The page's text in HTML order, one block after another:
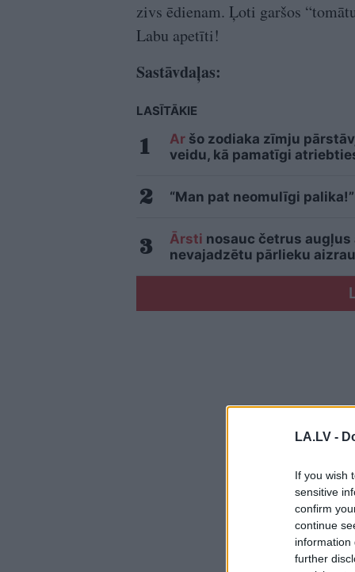
LA.LV -
If you wish
sensitive
confirm
continue
information
further
zivs ēdienam. Ļoti garšos
Labu apetīti!
Sastāvdaļas:
LASĪTĀKIE
Ar šo zodiaka zīmju
veidu, kā pamatīgi
“Man pat neomulīgi
Ārsti nosauc četrus augļus
nevajadzētu pārlieku